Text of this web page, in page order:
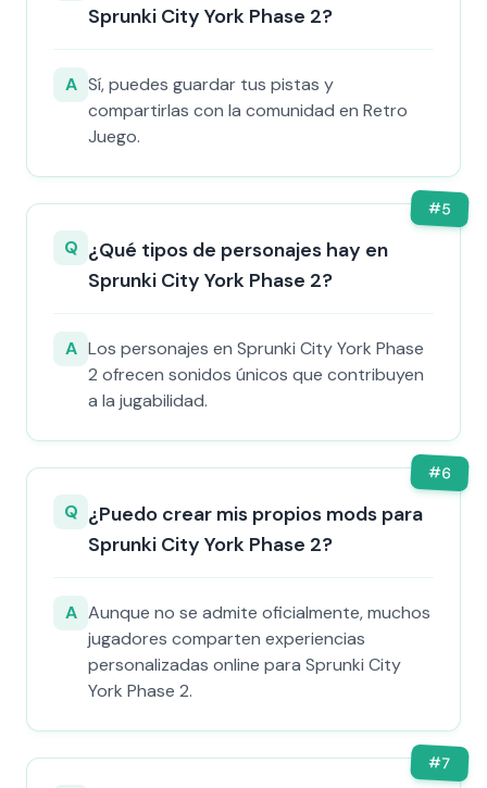
Sprunki City York Phase 2?
A Sí, puedes guardar tus pistas y
compartirlas con la comunidad en Retro
Juego.
#5
Q ¿Qué tipos de personajes hay en
Sprunki City York Phase 2?
A Los personajes en Sprunki City York Phase
2 ofrecen sonidos únicos que contribuyen
a la jugabilidad.
#6
Q ¿Puedo crear mis propios mods para
Sprunki City York Phase 2?
A Aunque no se admite oficialmente, muchos
jugadores comparten experiencias
personalizadas online para Sprunki City
York Phase 2.
#7